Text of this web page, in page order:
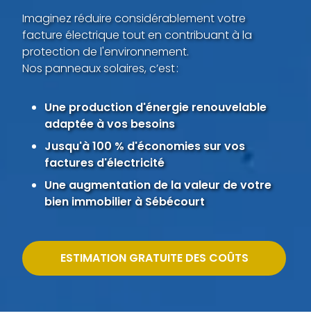
Imaginez réduire considérablement votre
facture électrique tout en contribuant à la
protection de l'environnement.
Nos panneaux solaires, c’est :
Une production d'énergie renouvelable
adaptée à vos besoins
Jusqu'à 100 % d'économies sur vos
factures d'électricité
Une augmentation de la valeur de votre
bien immobilier à Sébécourt
ESTIMATION GRATUITE DES COÛTS